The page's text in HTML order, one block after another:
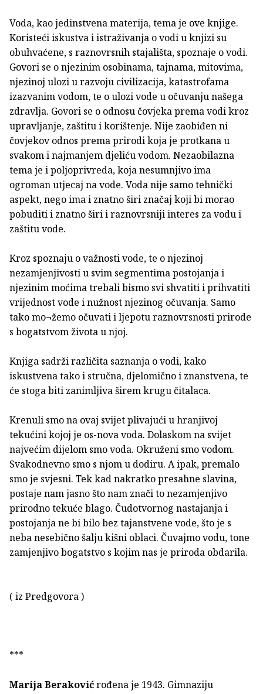
Voda, kao jedinstvena materija, tema je ove knjige.
Koristeći iskustva i istraživanja o vodi u knjizi su
obuhvaćene, s raznovrsnih stajališta, spoznaje o vodi.
Govori se o njezinim osobinama, tajnama, mitovima,
njezinoj ulozi u razvoju civilizacija, katastrofama
izazvanim vodom, te o ulozi vode u očuvanju našega
zdravlja. Govori se o odnosu čovjeka prema vodi kroz
upravljanje, zaštitu i korištenje. Nije zaobiđen ni
čovjekov odnos prema prirodi koja je protkana u
svakom i najmanjem djeliću vodom. Nezaobilazna
tema je i poljoprivreda, koja nesumnjivo ima
ogroman utjecaj na vode. Voda nije samo tehnički
aspekt, nego ima i znatno širi značaj koji bi morao
pobuditi i znatno širi i raznovrsniji interes za vodu i
zaštitu vode.
Kroz spoznaju o važnosti vode, te o njezinoj
nezamjenjivosti u svim segmentima postojanja i
njezinim moćima trebali bismo svi shvatiti i prihvatiti
vrijednost vode i nužnost njezinog očuvanja. Samo
tako mo¬žemo očuvati i ljepotu raznovrsnosti prirode
s bogatstvom života u njoj.
Knjiga sadrži različita saznanja o vodi, kako
iskustvena tako i stručna, djelomično i znanstvena, te
će stoga biti zanimljiva širem krugu čitalaca.
Krenuli smo na ovaj svijet plivajući u hranjivoj
tekućini kojoj je os-nova voda. Dolaskom na svijet
najvećim dijelom smo voda. Okruženi smo vodom.
Svakodnevno smo s njom u dodiru. A ipak, premalo
smo je svjesni. Tek kad nakratko presahne slavina,
postaje nam jasno što nam znači to nezamjenjivo
prirodno tekuće blago. Čudotvornog nastajanja i
postojanja ne bi bilo bez tajanstvene vode, što je s
neba nesebično šalju kišni oblaci. Čuvajmo vodu, tone
zamjenjivo bogatstvo s kojim nas je priroda obdarila.
( iz Predgovora )
***
Marija Berakovićrođena je 1943. Gimnaziju